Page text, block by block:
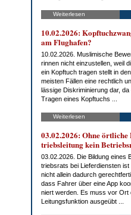
Weiterlesen
10.02.2026:
am Flug­ha­fen?
10.02.2026. Mus­li­mi­sche
rin­nen nicht ein­zu­stel­len, weil
ein Kopf­tuch tra­gen stellt in den
meis­ten Fäl­len ei­ne recht­lich
läs­si­ge Dis­kri­mi­nie­rung dar, da
Tra­gen ei­nes Kopf­tuchs ...
Weiterlesen
03.02.2026: Oh­ne
triebs­lei­tung kein
03.02.2026. Die Bil­dung ei­nes
triebs­rats bei Lie­fer­diens­ten ist
nicht al­lein da­durch
dass Fah­rer über ei­ne App
niert wer­den. Es muss vor Ort
Lei­tungs­funk­ti­on aus­ge­übt ...